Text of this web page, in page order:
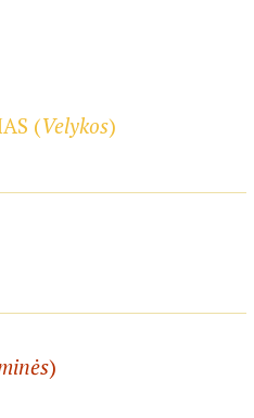
(Velykos)
)